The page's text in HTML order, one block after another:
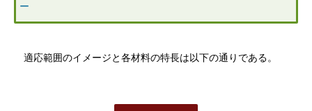
ー
適応範囲のイメージと各材料の特長は以下の通りである。